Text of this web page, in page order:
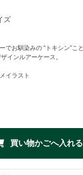
ズ
でお馴染みの “トキシン”こと
インルアーケース。
イラスト